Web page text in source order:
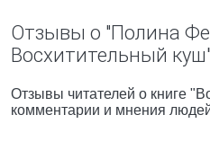
Отзывы о "Полина
Восхитительный куш"
Отзывы читателей о книге
комментарии и мнения